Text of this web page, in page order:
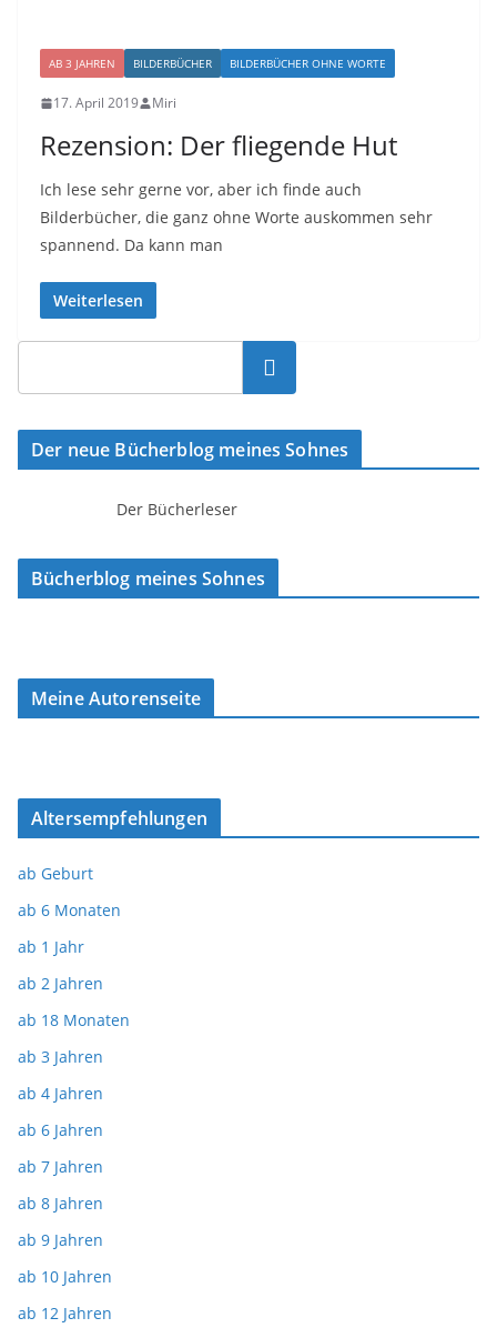
AB 3 JAHREN BILDERBÜCHER BILDERBÜCHER OHNE WORTE
17. April 2019 Miri
Rezension: Der fliegende Hut
Ich lese sehr gerne vor, aber ich finde auch
Bilderbücher, die ganz ohne Worte auskommen sehr
spannend. Da kann man
Weiterlesen
Suchen
Der neue Bücherblog meines Sohnes
Der Bücherleser
Bücherblog meines Sohnes
Meine Autorenseite
Altersempfehlungen
ab Geburt
ab 6 Monaten
ab 1 Jahr
ab 2 Jahren
ab 18 Monaten
ab 3 Jahren
ab 4 Jahren
ab 6 Jahren
ab 7 Jahren
ab 8 Jahren
ab 9 Jahren
ab 10 Jahren
ab 12 Jahren